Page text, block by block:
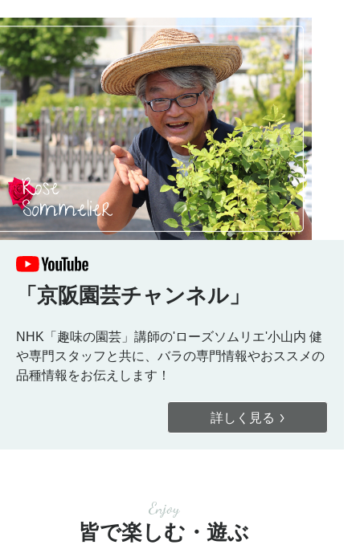
「京阪園芸チャンネル」
NHK「趣味の園芸」講師の'ローズソムリエ'小山内 健
や専門スタッフと共に、バラの専門情報やおススメの
品種情報をお伝えします！
詳しく見る
Enjoy
皆で楽しむ・遊ぶ